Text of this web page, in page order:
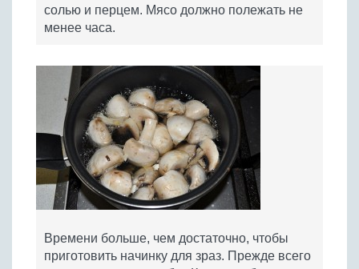
солью и перцем. Мясо должно полежать не
менее часа.
Времени больше, чем достаточно, чтобы
приготовить начинку для зраз. Прежде всего